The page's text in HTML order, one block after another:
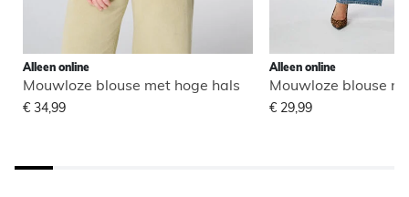
Alleen online
Mouwloze blouse met hoge hals
€ 34,99
Alleen online
Mouwloze blouse
€ 29,99